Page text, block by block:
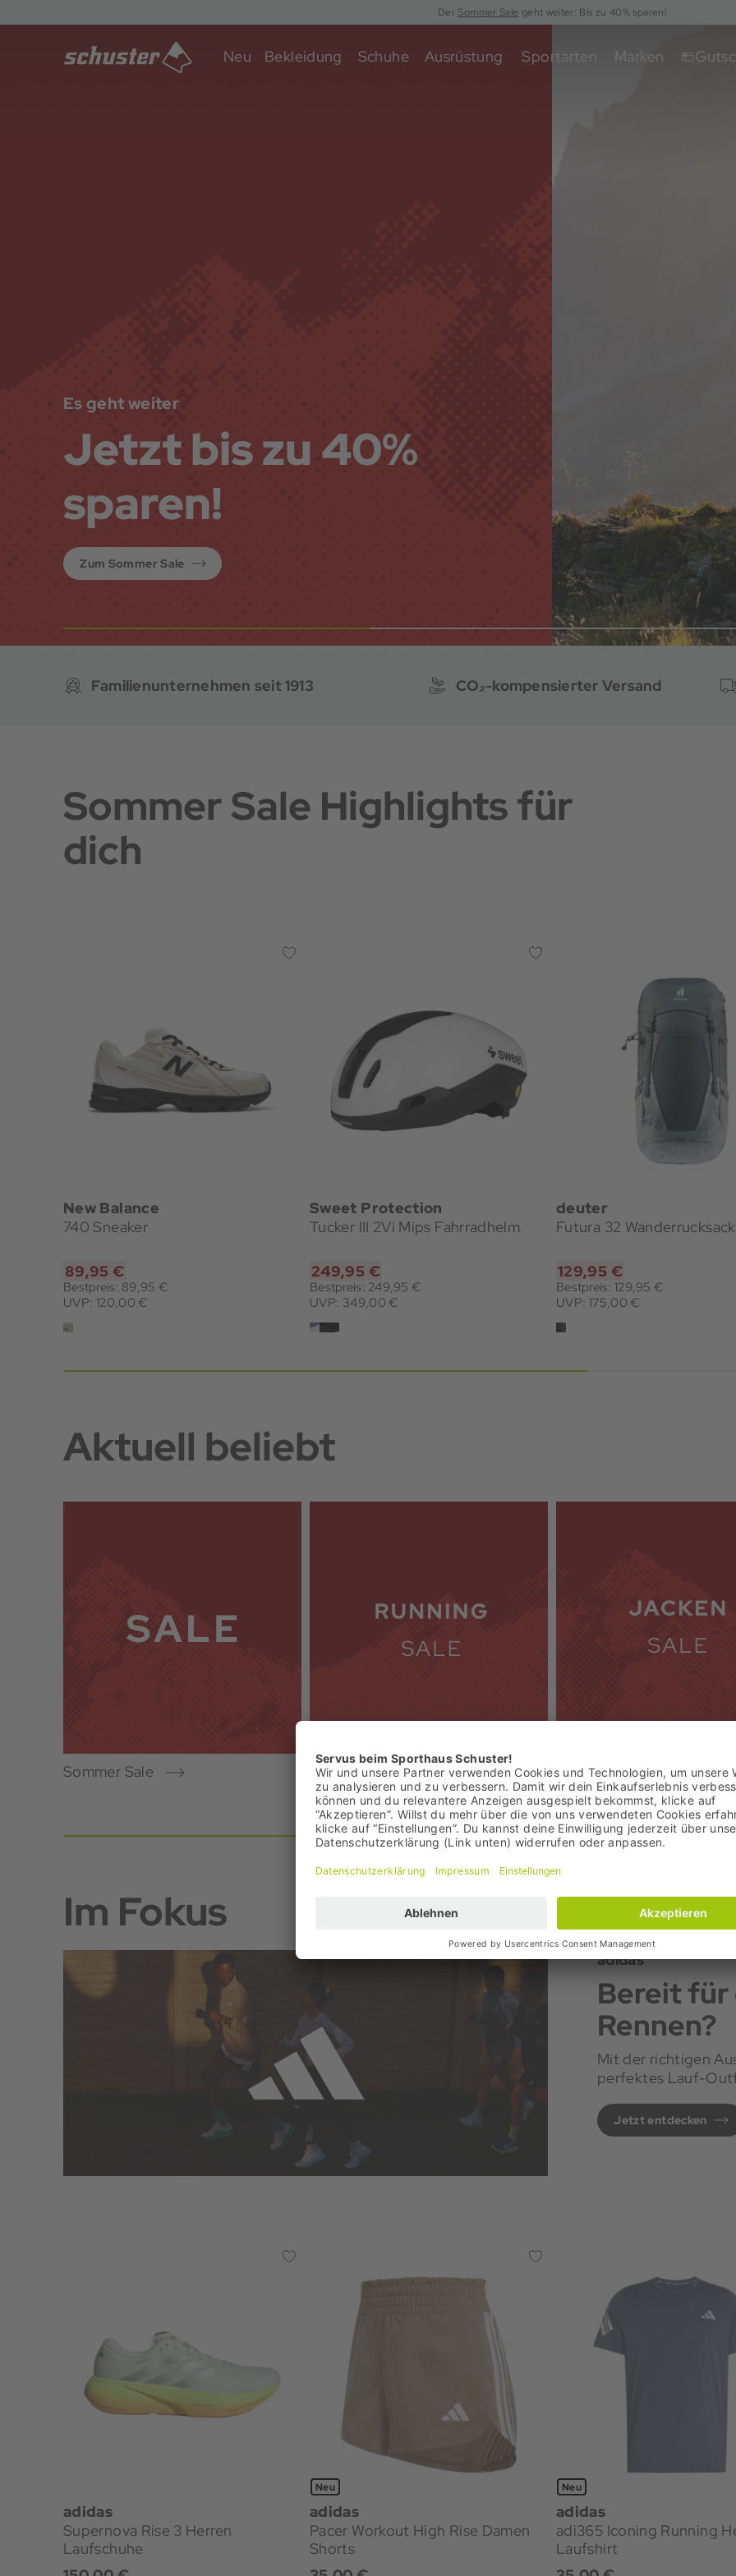
DerSommer Sale geht weiter: Bis zu 40% sparen!
Neu Bekleidung Schuhe Ausrüstung Sportarten Marken
Es geht weiter
Jetzt bis zu 40%
sparen!
Zum Sommer Sale
Familienunternehmen seit 1913 CO₂-kompensierter Versand
Sommer Sale Highlights für
dich
New Balance
740 Sneaker
89,95 €
Bestpreis: 89,95 €
UVP: 120,00 €
Sweet Protection
Tucker III 2Vi Mips Fahrradhelm
249,95 €
Bestpreis: 249,95 €
UVP: 349,00 €
deuter
Futura 32 Wanderrucksack
129,95 €
Bestpreis: 129,95 €
UVP: 175,00 €
Aktuell beliebt
Sommer Sale Running Sale Jacken Sale
Im Fokus
adidas
Bereit für
Rennen?
Mit der richtigen
perfektes Lauf-
Jetzt entdecken
adidas
Supernova Rise 3 Herren
Laufschuhe
Neu
adidas
Pacer Workout High Rise Damen
Shorts
Neu
adidas
adi365 Iconing Running
Laufshirt